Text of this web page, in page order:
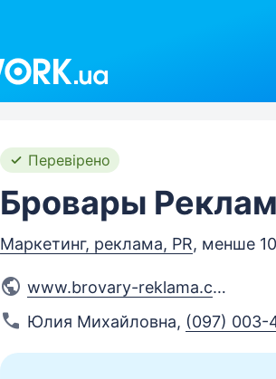
Перевірено
Бровары
Маркетинг, реклама, PR, менше 10
www.brovary-reklama.com.ua
Юлия Михайловна, (097) 003-